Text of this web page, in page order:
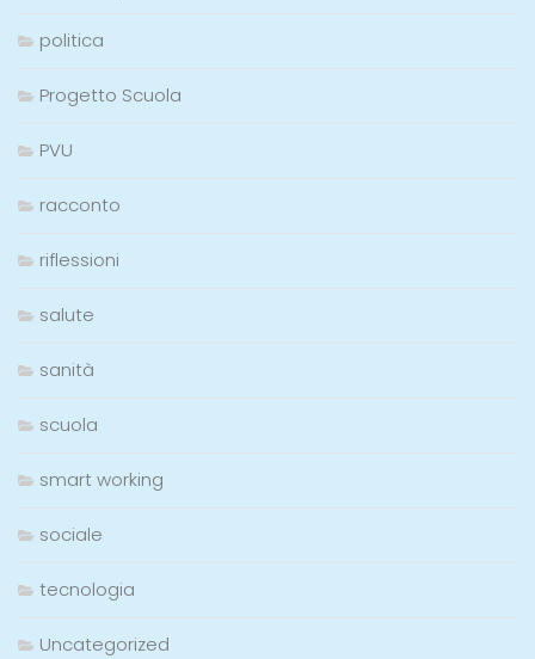
politica
Progetto Scuola
PVU
racconto
riflessioni
salute
sanità
scuola
smart working
sociale
tecnologia
Uncategorized